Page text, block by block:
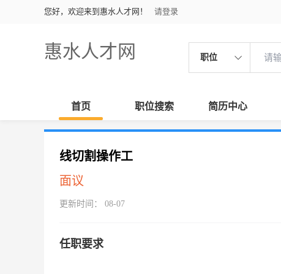
您好，欢迎来到惠水人才网！ 请登录
惠水人才网 职位
首页 职位搜索 简历中心
线切割操作工
面议
更新时间： 08-07
任职要求